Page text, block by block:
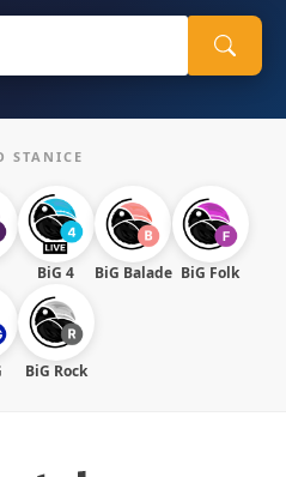
STANICE
BiG 4 BiG Balade BiG Folk
BiG Rock